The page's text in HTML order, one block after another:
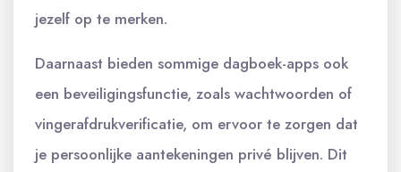
jezelf op te merken.
Daarnaast bieden sommige dagboek-apps ook
een beveiligingsfunctie, zoals wachtwoorden of
vingerafdrukverificatie, om ervoor te zorgen dat
je persoonlijke aantekeningen privé blijven. Dit